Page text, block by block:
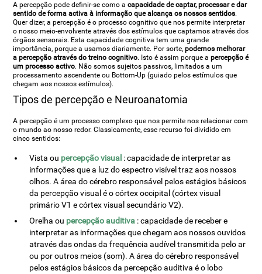
A percepção pode definir-se como acapacidade de captar, processar e dar
sentido de forma activa à informação que alcança os nossos sentidos.
Quer dizer, a percepção é o processo cognitivo que nos permite interpretar
o nosso meio-envolvente através dos estímulos que captamos através dos
órgãos sensorais. Esta capacidade cognitiva tem uma grande
importância, porque a usamos diariamente. Por sorte,podemos melhorar
a percepção através do treino cognitivo. Isto é assim porque apercepção é
um processo activo. Não somos sujeitos passivos, limitados a um
processamento ascendente ou Bottom-Up (guiado pelos estímulos que
chegam aos nossos estímulos).
Tipos de percepção e Neuroanatomia
A percepção é um processo complexo que nos permite nos relacionar com
o mundo ao nosso redor. Classicamente, esse recurso foi dividido em
cinco sentidos:
Vista ou percepção visual : capacidade de interpretar as
informações que a luz do espectro visível traz aos nossos
olhos. A área do cérebro responsável pelos estágios básicos
da percepção visual é o córtex occipital (córtex visual
primário V1 e córtex visual secundário V2).
Orelha ou percepção auditiva : capacidade de receber e
interpretar as informações que chegam aos nossos ouvidos
através das ondas da frequência audível transmitida pelo ar
ou por outros meios (som). A área do cérebro responsável
pelos estágios básicos da percepção auditiva é o lobo